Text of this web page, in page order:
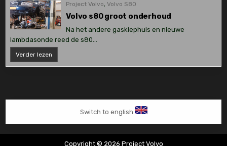
Project Volvo,Volvo S80
Volvo s80 groot onderhoud
Na het andere gasklephuis en nieuwe
lambdasonde reed de s80…
Verder lezen
s80
groot
Switch to english
Copyright © 2026 Project Volvo